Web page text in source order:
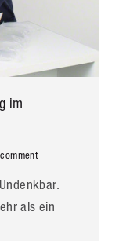
im
comment
als ein